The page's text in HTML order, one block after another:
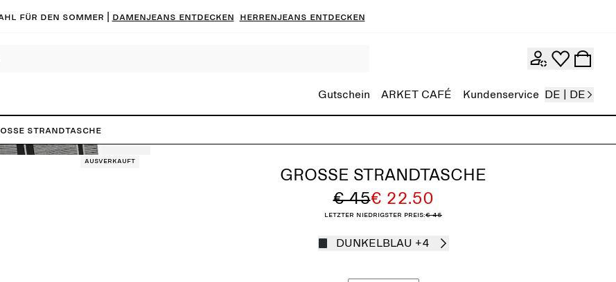
für den Sommer | Damenjeans entdecken Herrenjeans entdecken
Gutschein ARKET CAFÉ Kundenservice DE | DE
Strandtasche
Ausverkauft
GROSSE STRANDTASCHE
€ 45€ 22.50
Letzter niedrigster Preis:€ 45
DUNKELBLAU +4